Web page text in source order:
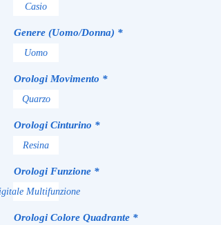
Casio
Genere (Uomo/Donna) *
Uomo
Orologi Movimento *
Quarzo
Orologi Cinturino *
Resina
Orologi Funzione *
Multifunzione
Orologi Colore Quadrante *